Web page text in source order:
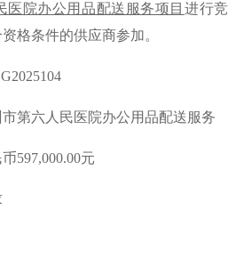
医院办公用品配送服务项目 进行竞
格条件的供应商参加。
第六人民医院办公用品配送服务
597,000.00元